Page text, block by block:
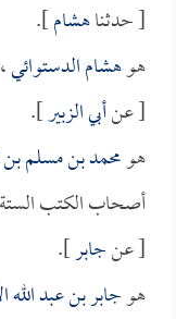
[ حدثناهشام].
هوهشام الدستوائي
[ عنأبي الزبير].
هومحمد بن مسلم
أصحاب الكتب
[ عنجابر].
هوجابر بن عبد